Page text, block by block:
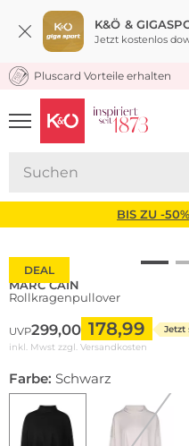
K&Ö &
Jetzt kostenlos
KOSTENLOSER
Pluscard Vorteile erhalten
UNSERE APP
CLICK &
BIS ZU -
DEAL
MARC CAIN
Rollkragenpullover
UVP299,00 178,99 Jetzt
inkl. Mwst zzgl. Versandkosten
Farbe: Schwarz